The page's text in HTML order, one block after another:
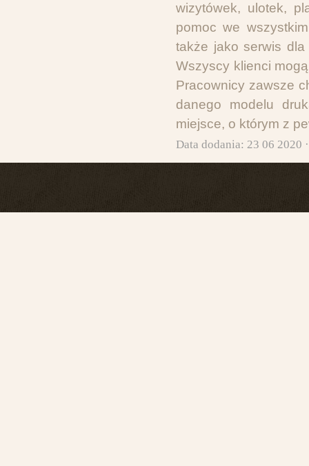
wizytówek, ulotek,
pomoc we
także jako serwis
Wszyscy klienci
Pracownicy zawsze
danego modelu
miejsce, o którym z
Data dodania: 23 06 2020